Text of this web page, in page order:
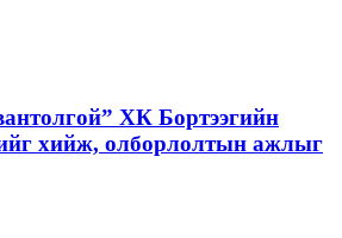
ХК Бортээгийн
хийж, олборлолтын ажлыг